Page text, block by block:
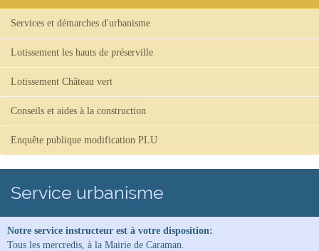
Services et démarches d'urbanisme
Lotissement les hauts de préserville
Lotissement Château vert
Conseils et aides à la construction
Enquête publique modification PLU
Service urbanisme
Notre service instructeur est à votre disposition:
Tous les mercredis, à la Mairie de Caraman.